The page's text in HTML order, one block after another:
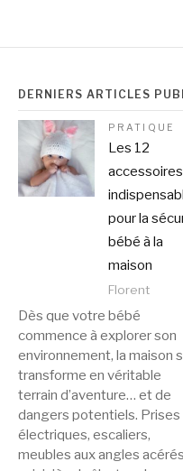
DERNIERS ARTICLES
PRATIQUE
Les 12
accessoires
pour la
bébé à la
maison
Florent
Dès que votre bébé
commence à explorer son
environnement, la maison
transforme en véritable
terrain d’aventure… et de
dangers potentiels. Prises
électriques, escaliers,
meubles aux angles